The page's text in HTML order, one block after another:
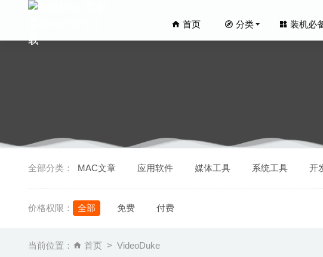
首页 分类 装机必
全部分类： MAC文章 应用软件 媒体工具 系统工具 开
价格权限： 全部 免费 付费
当前位置： 首页 VideoDuke